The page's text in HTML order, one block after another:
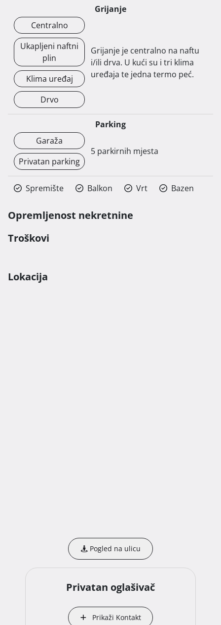
Grijanje
Centralno
Ukapljeni naftni
plin
Klima uređaj
Drvo
Grijanje je centralno na naftu
i/ili drva. U kući su i tri klima
uređaja te jedna termo peć.
Parking
Garaža
Privatan parking
5 parkirnih mjesta
Spremište Balkon Vrt Bazen
Opremljenost nekretnine
Troškovi
Lokacija
Pogled na ulicu
Privatan oglašivač
Prikaži Kontakt